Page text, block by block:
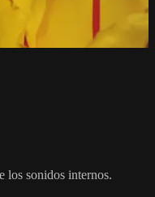
los sonidos internos.